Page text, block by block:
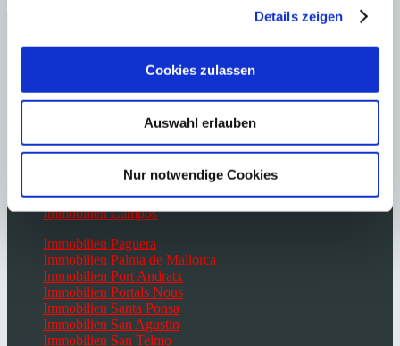
Details zeigen
Cookies zulassen
Auswahl erlauben
Nur notwendige Cookies
Immobilien Calvià
Immobilien Campos
Immobilien Cas Catala
Immobilien Costa d’en Blanes
Immobilien Costa de la Calma
Immobilien El Toro
Immobilien Génova
Immobilien Portocolom
Immobilien Campos
Immobilien Paguera
Immobilien Palma de Mallorca
Immobilien Port Andratx
Immobilien Portals Nous
Immobilien Santa Ponsa
Immobilien San Agustin
Immobilien San Telmo